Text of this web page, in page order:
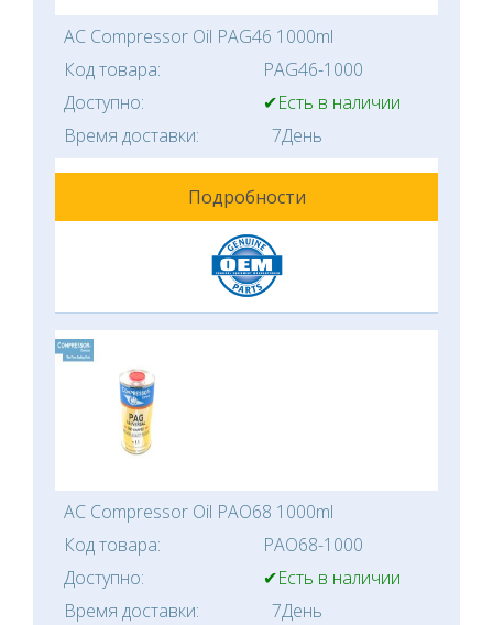
AC Compressor Oil PAG46 1000ml
Код товара:
PAG46-1000
Доступно:
✔Есть в наличии
Время доставки:
7День
Подробности
AC Compressor Oil PAO68 1000ml
Код товара:
PAO68-1000
Доступно:
✔Есть в наличии
Время доставки:
7День